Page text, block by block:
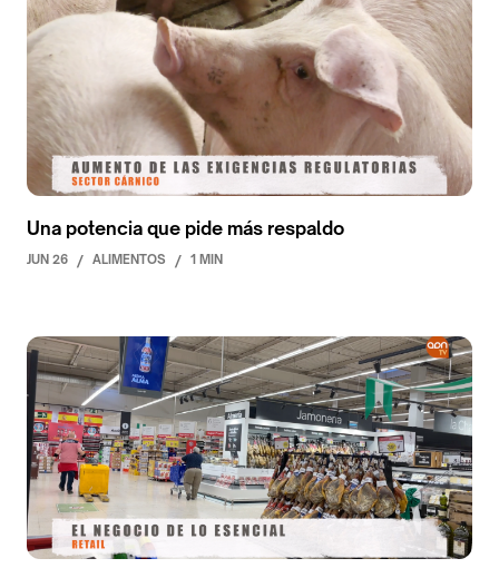
Una potencia que pide más respaldo
JUN 26 / ALIMENTOS / 1 MIN